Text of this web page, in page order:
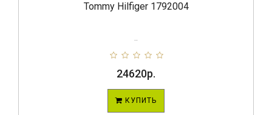
Tommy Hilfiger 1792004
24620р.
КУПИТЬ